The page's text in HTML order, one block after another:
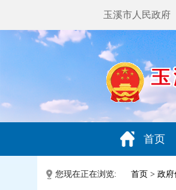
玉溪市人民政府
首页
您现在正在浏览: 首页 > 政府